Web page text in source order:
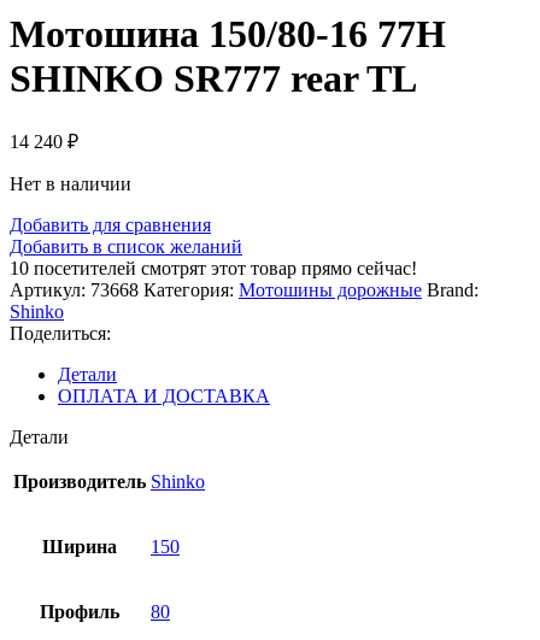
Мотошина 150/80-16 77H
SHINKO SR777 rear TL
14 240 ₽
Нет в наличии
Добавить для сравнения
Добавить в список желаний
10 посетителей смотрят этот товар прямо сейчас!
Артикул: 73668 Категория: Мотошины дорожные Brand:
Shinko
Поделиться:
Детали
ОПЛАТА И ДОСТАВКА
Детали
Производитель Shinko
Ширина 150
Профиль 80